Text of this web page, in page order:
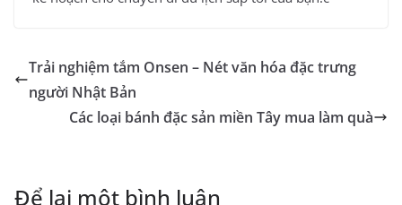
Trải nghiệm tắm Onsen – Nét văn hóa đặc trưng
người Nhật Bản
Các loại bánh đặc sản miền Tây mua làm quà
Để lại một bình luận